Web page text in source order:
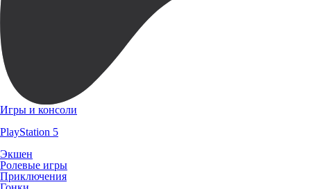
Игры и консоли
PlayStation 5
Экшен
Ролевые игры
Приключения